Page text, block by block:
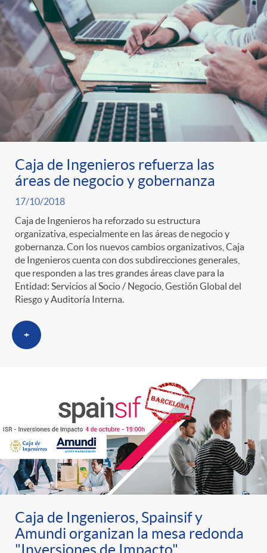
Caja de Ingenieros refuerza las
áreas de negocio y gobernanza
17/10/2018
Caja de Ingenieros ha reforzado su estructura
organizativa, especialmente en las áreas de negocio y
gobernanza. Con los nuevos cambios organizativos, Caja
de Ingenieros cuenta con dos subdirecciones generales,
que responden a las tres grandes áreas clave para la
Entidad: Servicios al Socio / Negocio, Gestión Global del
Riesgo y Auditoría Interna.
+
Caja de Ingenieros, Spainsif y
Amundi organizan la mesa redonda
"Inversiones de Impacto"